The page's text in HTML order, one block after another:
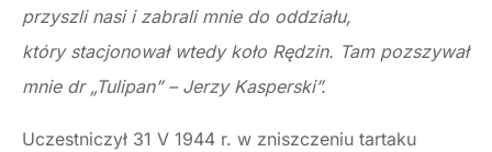
przyszli nasi i zabrali mnie do oddziału,
który stacjonował wtedy koło Rędzin. Tam pozszywał
mnie dr „Tulipan” – Jerzy Kasperski”.
Uczestniczył 31 V 1944 r. w zniszczeniu tartaku